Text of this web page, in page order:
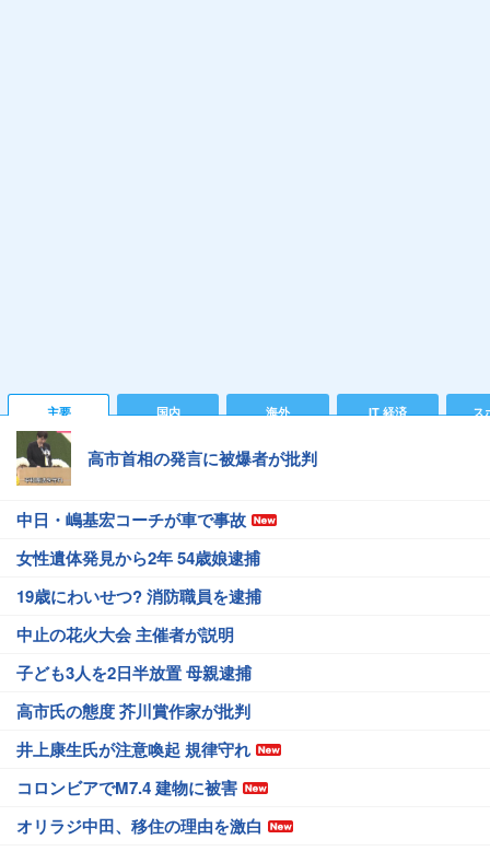
主要 国内 海外 IT 経済 ス
高市首相の発言に被爆者が批判
中日・嶋基宏コーチが車で事故
女性遺体発見から2年 54歳娘逮捕
19歳にわいせつ? 消防職員を逮捕
中止の花火大会 主催者が説明
子ども3人を2日半放置 母親逮捕
高市氏の態度 芥川賞作家が批判
井上康生氏が注意喚起 規律守れ
コロンビアでM7.4 建物に被害
オリラジ中田、移住の理由を激白